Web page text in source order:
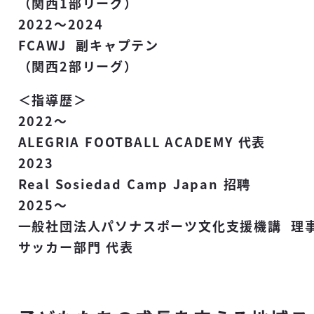
2022～2024
FCAWJ 副キャプテン
（関西2部リーグ）
＜指導歴＞
2022～
ALEGRIA FOOTBALL ACADEMY 代表
2023
Real Sosiedad Camp Japan 招聘
2025～
一般社団法人パソナスポーツ文化支援機講 理
サッカー部門 代表